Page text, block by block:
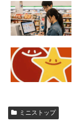
ミニストップ